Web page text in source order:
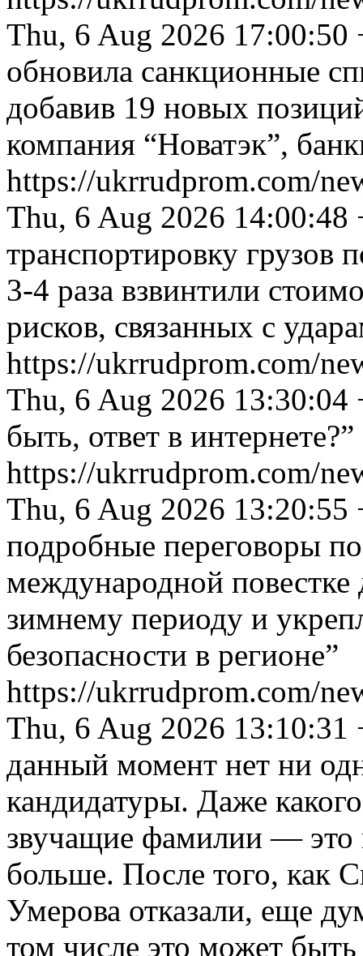
Thu, 6 Aug 2026 17:00:50
обновила санкционные
добавив 19 новых
компания “Новатэк”,
https://ukrrudprom.com/
Thu, 6 Aug 2026 14:00:48
транспортировку
3-4 раза взвинтили
рисков, связанных с
https://ukrrudprom.com/
Thu, 6 Aug 2026 13:30:04
быть, ответ в интернете?”
https://ukrrudprom.com/
Thu, 6 Aug 2026 13:20:55
подробные переговоры
международной
зимнему периоду и
безопасности в регионе”
https://ukrrudprom.com/
Thu, 6 Aug 2026 13:10:31
данный момент нет ни
кандидатуры. Даже
звучащие фамилии — это
больше. После того, как
Умерова отказали, еще
том числе это может